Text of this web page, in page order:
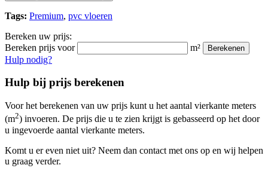
Tags: Premium, pvc vloeren
Bereken uw prijs:
Bereken prijs voor
m² Berekenen
Hulp nodig?
Hulp bij prijs berekenen
Voor het berekenen van uw prijs kunt u het aantal vierkante meters
(m2) invoeren. De prijs die u te zien krijgt is gebasseerd op het door
u ingevoerde aantal vierkante meters.
Komt u er even niet uit? Neem dan contact met ons op en wij helpen
u graag verder.